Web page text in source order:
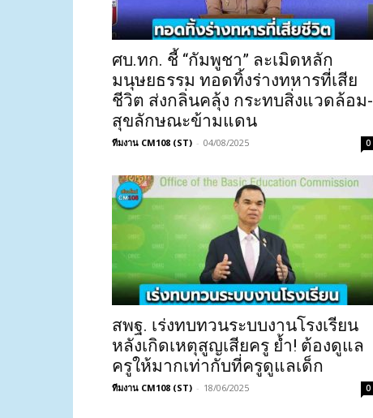
ศบ.ทก. ชี้ “กัมพูชา” ละเมิดหลัก
มนุษยธรรม ทอดทิ้งร่างทหารที่เสีย
ชีวิต ส่งกลิ่นคลุ้ง กระทบสิ่งแวดล้อม-
สุขลักษณะข้ามแดน
ทีมงาน CM108 (ST) - 04/08/2025 0
สพฐ. เร่งทบทวนระบบงานโรงเรียน
หลังเกิดเหตุสูญเสียครู ย้ำ! ต้องดูแล
ครูให้มากเท่ากับที่ครูดูแลเด็ก
ทีมงาน CM108 (ST) - 18/06/2025 0